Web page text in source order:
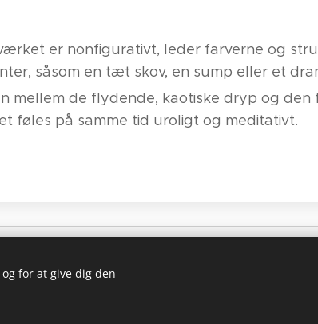
er nonfigurativt, leder farverne og
såsom en tæt skov, en sump eller et
mellem de flydende, kaotiske dryp og den
føles på samme tid uroligt og meditativt.
for at give dig den